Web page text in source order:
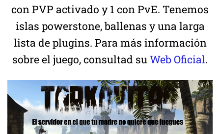
con PVP activado y 1 con PvE. Tenemos
islas powerstone, ballenas y una larga
lista de plugins. Para más información
sobre el juego, consultad suWeb Oficial.